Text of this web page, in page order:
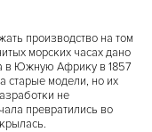
производство на том
морских часах дано
в Южную Африку в 1857
старые модели, но их
не
превратились во